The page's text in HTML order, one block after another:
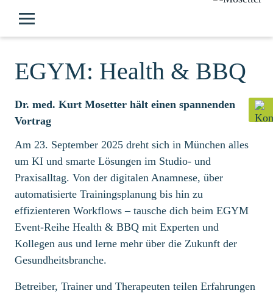
EGYM: Health & BBQ
Dr. med. Kurt Mosetter hält einen spannenden
Vortrag
Am 23. September 2025 dreht sich in München alles
um KI und smarte Lösungen im Studio- und
Praxisalltag. Von der digitalen Anamnese, über
automatisierte Trainingsplanung bis hin zu
effizienteren Workflows – tausche dich beim EGYM
Event-Reihe Health & BBQ mit Experten und
Kollegen aus und lerne mehr über die Zukunft der
Gesundheitsbranche.
Betreiber, Trainer und Therapeuten teilen Erfahrungen